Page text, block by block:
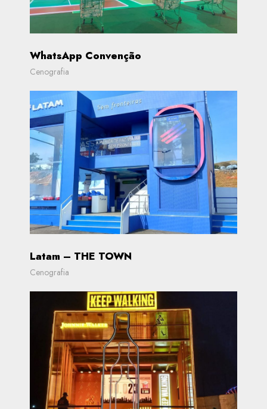
WhatsApp Convenção
Cenografia
Latam – THE TOWN
Cenografia